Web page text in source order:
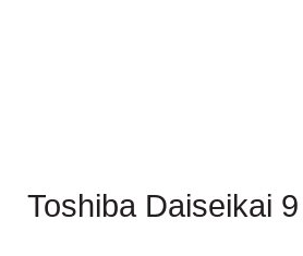
Toshiba Daiseikai